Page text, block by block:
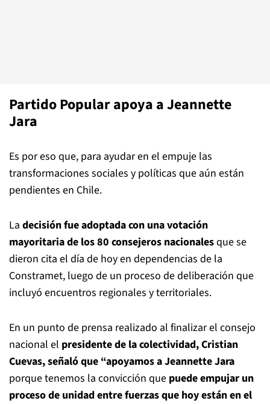
Partido Popular apoya a Jeannette
Jara
Es por eso que, para ayudar en el empuje las
transformaciones sociales y políticas que aún están
pendientes en Chile.
La decisión fue adoptada con una votación
mayoritaria de los 80 consejeros nacionalesque se
dieron cita el día de hoy en dependencias de la
Constramet, luego de un proceso de deliberación que
incluyó encuentros regionales y territoriales.
En un punto de prensa realizado al finalizar el consejo
nacional el presidente de la colectividad, Cristian
Cuevas, señaló que “apoyamos a Jeannette Jara
porque tenemos la convicción que puede empujar un
proceso de unidad entre fuerzas que hoy están en el